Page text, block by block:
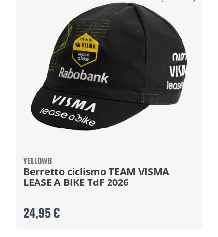
YELLOWB
Berretto ciclismo TEAM VISMA
LEASE A BIKE TdF 2026
24,95 €